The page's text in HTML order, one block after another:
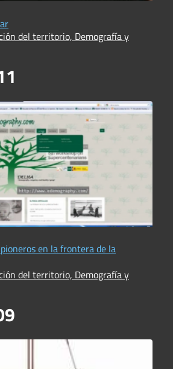
del territorio, Demografía y
en la frontera de la
del territorio, Demografía y